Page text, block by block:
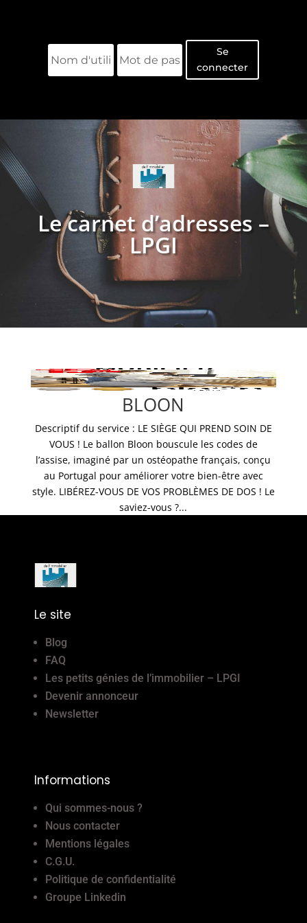
Se
connecter
Le carnet d’adresses –
LPGI
BLOON
Descriptif du service : LE SIÈGE QUI PREND SOIN DE
VOUS ! Le ballon Bloon bouscule les codes de
l’assise, imaginé par un ostéopathe français, conçu
au Portugal pour améliorer votre bien-être avec
style. LIBÉREZ-VOUS DE VOS PROBLÈMES DE DOS ! Le
saviez-vous ?...
Le site
Blog
FAQ
Les petits génies de l’immobilier – LPGI
Devenir annonceur
Newsletter
Informations
Qui sommes-nous ?
Nous contacter
Mentions légales
C.G.U.
Politique de confidentialité
Groupe Linkedin